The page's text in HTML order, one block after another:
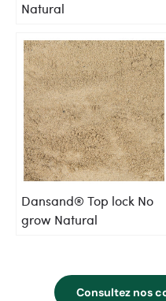
Natural
Dansand® Top lock No
grow Natural
Consultez nos